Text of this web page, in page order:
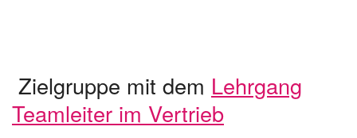
Zielgruppe mit dem Lehrgang
Teamleiter im Vertrieb